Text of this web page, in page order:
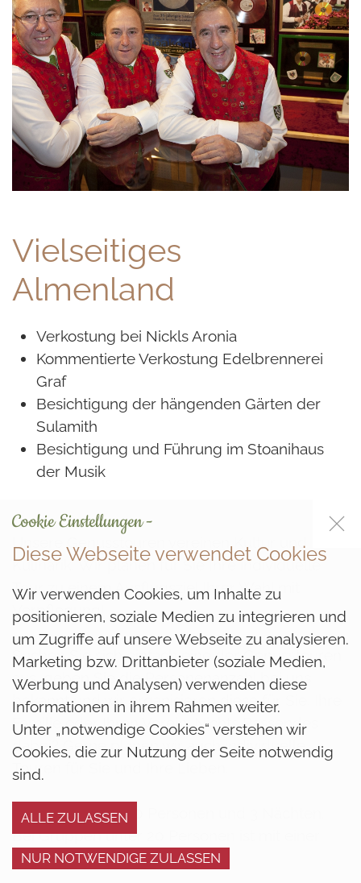
Vielseitiges
Almenland
Verkostung bei Nickls Aronia
Kommentierte Verkostung Edelbrennerei
Graf
Besichtigung der hängenden Gärten der
Sulamith
Besichtigung und Führung im Stoanihaus
der Musik
Unsere Genusstouren vereinen Kultur und
Kulinarik. Wir planen für Sie Ihre individuelle
Tour zu einem Ausflugsziel Ihrer Wahl mit
Verpflegung!
Suchen Sie sich einfach eine der Genusstouren
aus, geben Sie die Personenanzahl bei uns
bekannt und wir organisieren diese für Sie, Ihre
Familie oder Ihren Verein. Nichts Passendes
dabei? Gerne planen wir auch individuelle
Touren für Sie und Ihre Lieben.
Preise gültig ab 20 Personen und 3 Nächten.
Bei Gruppen unter 20 Personen ist mit einer
Preisänderung zu rechnen.
Cookie Einstellungen -
Diese Webseite verwendet Cookies
Wir verwenden Cookies, um Inhalte zu
positionieren, soziale Medien zu integrieren und
um Zugriffe auf unsere Webseite zu analysieren.
Marketing bzw. Drittanbieter (soziale Medien,
Werbung und Analysen) verwenden diese
Informationen in ihrem Rahmen weiter.
Unter „notwendige Cookies“ verstehen wir
Cookies, die zur Nutzung der Seite notwendig
sind.